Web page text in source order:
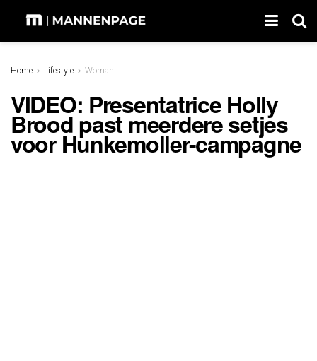
Home Lifestyle Woman
VIDEO: Presentatrice Holly
Brood past meerdere setjes
voor Hunkemoller-campagne